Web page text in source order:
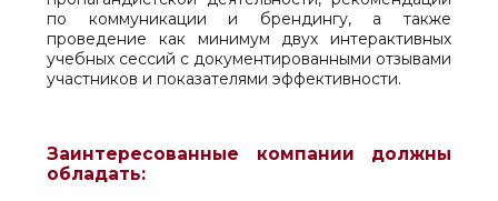
по коммуникации и брендингу, а также
проведение как минимум двух интерактивных
учебных сессий с документированными отзывами
участников и показателями эффективности.
Заинтересованные компании должны
обладать: